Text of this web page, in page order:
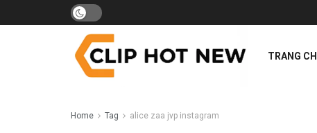
TRANG
Home Tag alice zaa jvp instagram